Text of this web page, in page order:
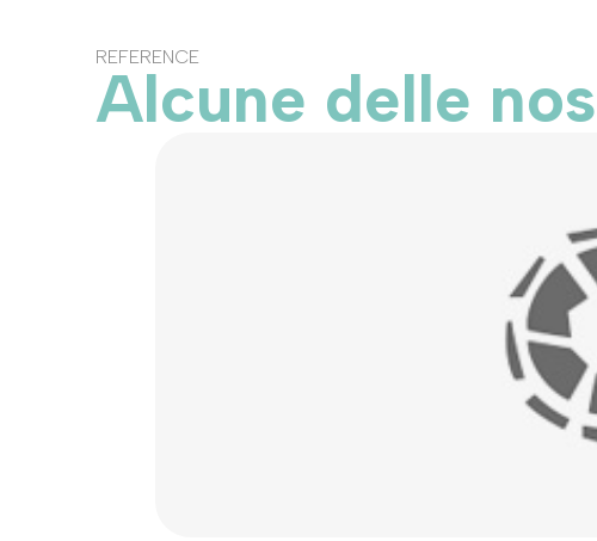
REFERENCE
Alcune delle